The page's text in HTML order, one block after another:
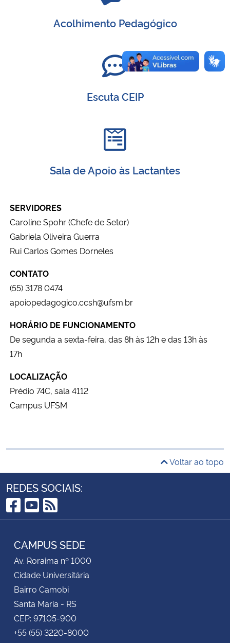
Acolhimento Pedagógico
Escuta CEIP
Sala de Apoio às Lactantes
SERVIDORES
Caroline Spohr (Chefe de Setor)
Gabriela Oliveira Guerra
Rui Carlos Gomes Dorneles
CONTATO
(55) 3178 0474
apoiopedagogico.ccsh@ufsm.br
HORÁRIO DE FUNCIONAMENTO
De segunda a sexta-feira, das 8h às 12h e das 13h às
17h
LOCALIZAÇÃO
Prédio 74C, sala 4112
Campus UFSM
Voltar ao topo
REDES SOCIAIS:
Facebook
YouTube
RSS
CAMPUS SEDE
Av. Roraima nº 1000
Cidade Universitária
Bairro Camobi
Santa Maria - RS
CEP: 97105-900
+55 (55) 3220-8000